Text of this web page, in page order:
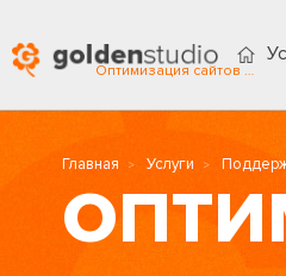
Оптимизация сайтов в Ставрополе
Главная Услуги